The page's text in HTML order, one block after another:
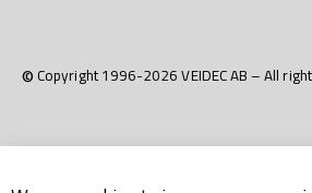
© Copyright 1996-2026 VEIDEC AB – All